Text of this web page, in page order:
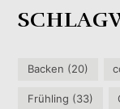
Backen (20)
Frühling (33)